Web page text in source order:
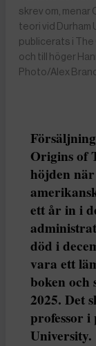
skrev om,
teori vid Durham
publicerats i The
och till höger
Photo/Alex
Origins of
höjden
ett år in i
död i
vara ett
boken och
2025. Det
professor
University.